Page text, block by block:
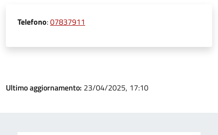
Telefono:07837911
Ultimo aggiornamento: 23/04/2025, 17:10